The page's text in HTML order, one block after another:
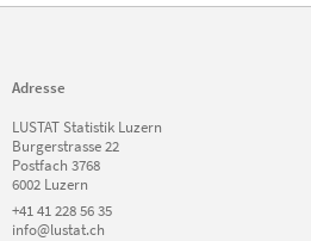
Adresse
LUSTAT Statistik Luzern
Burgerstrasse 22
Postfach 3768
6002 Luzern
+41 41 228 56 35
info@lustat.ch